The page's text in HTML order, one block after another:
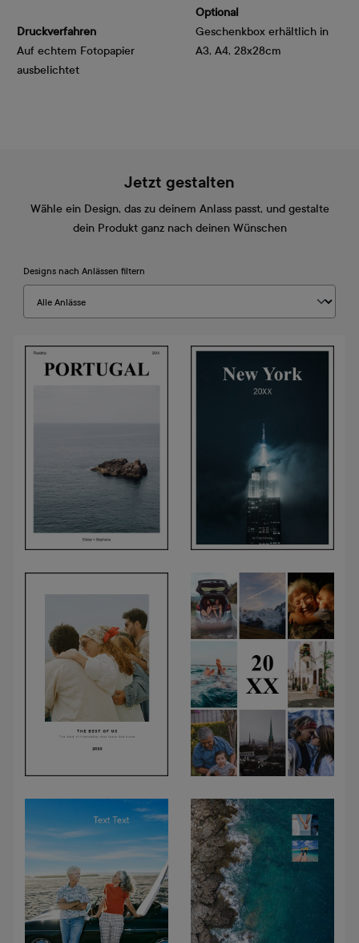
Druckverfahren
Auf echtem Fotopapier
ausbelichtet
Optional
Geschenkbox erhältlich in
A3, A4, 28x28cm
Jetzt gestalten
Wähle ein Design, das zu deinem Anlass passt, und gestalte
dein Produkt ganz nach deinen Wünschen
Designs nach Anlässen filtern